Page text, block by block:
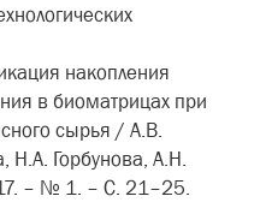
накопления
в биоматрицах при
сырья / А.В.
Н.А. Горбунова, А.Н.
– № 1. – С. 21–25.